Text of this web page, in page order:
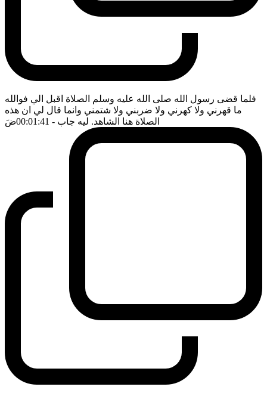
فلما قضى رسول الله صلى الله عليه وسلم الصلاة اقبل الي فوالله
ما قهرني ولا كهرني ولا ضربني ولا شتمني وانما قال لي ان هذه
الصلاة هنا الشاهد. ليه جاب - 00:01:41 ضَ